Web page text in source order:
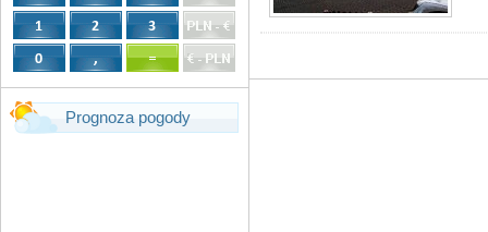
Prognoza pogody